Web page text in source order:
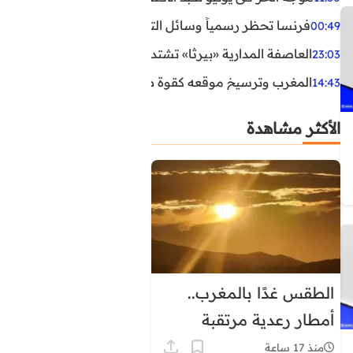
00:49فرنسا تحظر رسمياً وسائل التواصل الاجتماعي على القاصرين
23:03العاصفة المدارية «بيرثا» تشتد وتقترب من سواحل
14:43المغرب وترسيخ موقعه كقوة طاقية إقليمية
الأكثر مشاهدة
الطقس غدًا بالمغرب..
أمطار رعدية مرتقبة
وحرارة تصل إلى 45 درجة
منذ 17 ساعة